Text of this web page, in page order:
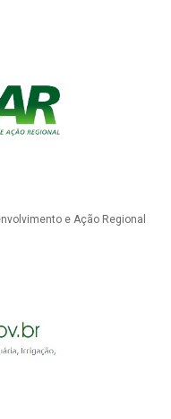
e Ação Regional